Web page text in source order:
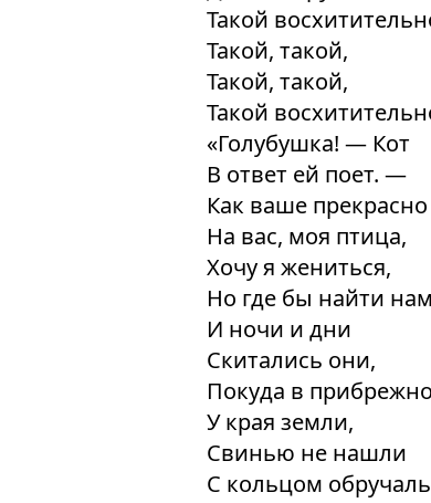
Такой
Такой, такой,
Такой, такой,
Такой
«Голубушка! — Кот
В ответ ей поет. —
Как ваше
На вас, моя птица,
Хочу я жениться,
Но где бы найти
И ночи и дни
Скитались они,
Покуда в
У края земли,
Свинью не нашли
С кольцом